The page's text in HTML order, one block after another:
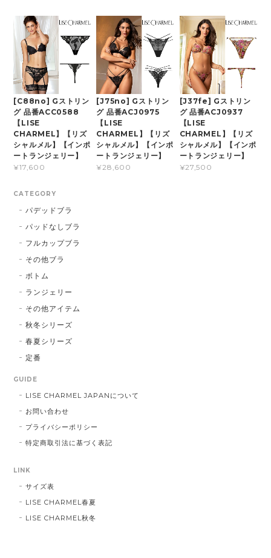
[C88no] Gストリン
グ 品番ACC0588
【LISE
CHARMEL】【リズ
シャルメル】【インポ
ートランジェリー】
¥17,600
[J75no] Gストリン
グ 品番ACJ0975
【LISE
CHARMEL】【リズ
シャルメル】【インポ
ートランジェリー】
¥28,600
[J37fe] Gストリン
グ 品番ACJ0937
【LISE
CHARMEL】【リズ
シャルメル】【インポ
ートランジェリー】
¥27,500
CATEGORY
パデッドブラ
パッドなしブラ
フルカップブラ
その他ブラ
ボトム
ランジェリー
その他アイテム
秋冬シリーズ
春夏シリーズ
定番
GUIDE
LISE CHARMEL JAPANについて
お問い合わせ
プライバシーポリシー
特定商取引法に基づく表記
LINK
サイズ表
LISE CHARMEL春夏
LISE CHARMEL秋冬